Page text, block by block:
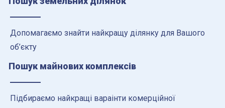
Допомагаємо знайти найкращу ділянку для Вашого
об’єкту
Пошук майнових комплексів
Підбираємо найкращі вараінти комерційної